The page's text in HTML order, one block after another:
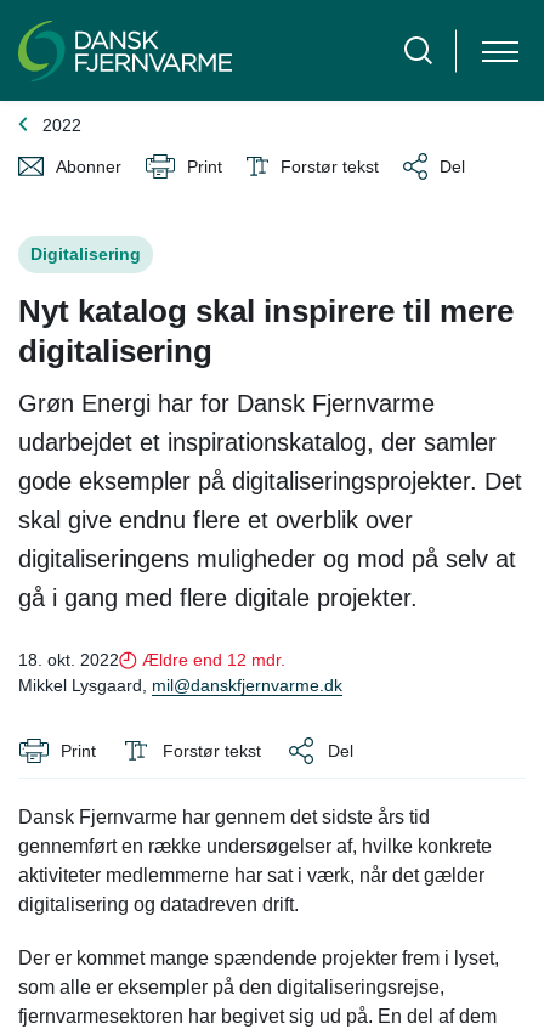
2022
Abonner Print Forstør tekst Del
Digitalisering
Nyt katalog skal inspirere til mere
digitalisering
Grøn Energi har for Dansk Fjernvarme
udarbejdet et inspirationskatalog, der samler
gode eksempler på digitaliseringsprojekter. Det
skal give endnu flere et overblik over
digitaliseringens muligheder og mod på selv at
gå i gang med flere digitale projekter.
18. okt. 2022
Ældre end 12 mdr.
Mikkel Lysgaard, mil@danskfjernvarme.dk
Print Forstør tekst Del
Dansk Fjernvarme har gennem det sidste års tid
gennemført en række undersøgelser af, hvilke konkrete
aktiviteter medlemmerne har sat i værk, når det gælder
digitalisering og datadreven drift.
Der er kommet mange spændende projekter frem i lyset,
som alle er eksempler på den digitaliseringsrejse,
fjernvarmesektoren har begivet sig ud på. En del af dem